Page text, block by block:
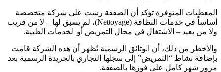
المعطيات المتوفرة تؤكد أن الصفقة رست على شركة متخصصة
أساساً في خدمات النظافة (Nettoyage)، لم يسبق لها – لا من قريب
ولا من بعيد – الاشتغال في مجال التمريض أو الخدمات الطبية.
والأخطر من ذلك، أن الوثائق الرسمية تُظهر أن هذه الشركة قامت
بإضافة نشاط “التمريض” إلى سجلها التجاري بالجريدة الرسمية بعد
مرور شهر كامل على فوزها بالصفقة.